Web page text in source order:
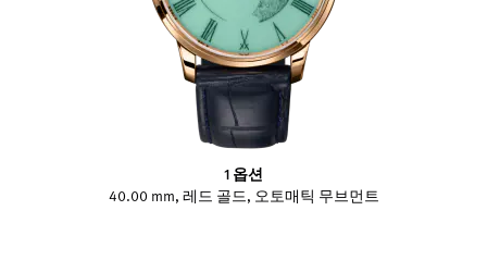
1 옵션
40.00 mm, 레드 골드, 오토매틱 무브먼트